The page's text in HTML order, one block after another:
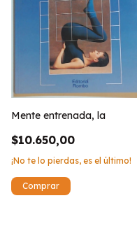
Mente entrenada, la
$10.650,00
¡No te lo pierdas, es el último!